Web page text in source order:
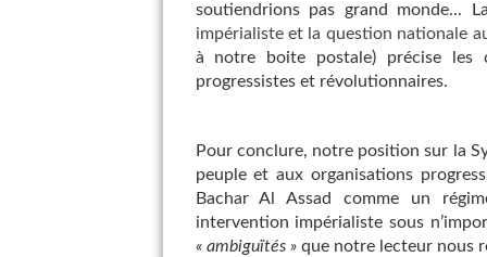
soutiendrions pas grand monde...
impérialiste et la question nationale
à notre boite postale) précise les
progressistes et révolutionnaires.
Pour conclure, notre position sur la
peuple et aux organisations
Bachar Al Assad comme un
intervention impérialiste sous
« ambiguïtés »que notre lecteur nous